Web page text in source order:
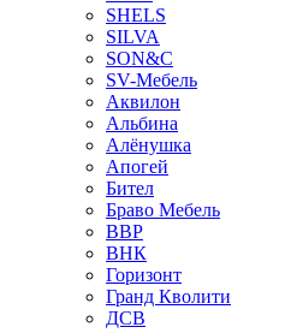
SHELS
SILVA
SON&C
SV-Мебель
Аквилон
Альбина
Алёнушка
Апогей
Бител
Браво Мебель
ВВР
ВНК
Горизонт
Гранд Кволити
ДСВ